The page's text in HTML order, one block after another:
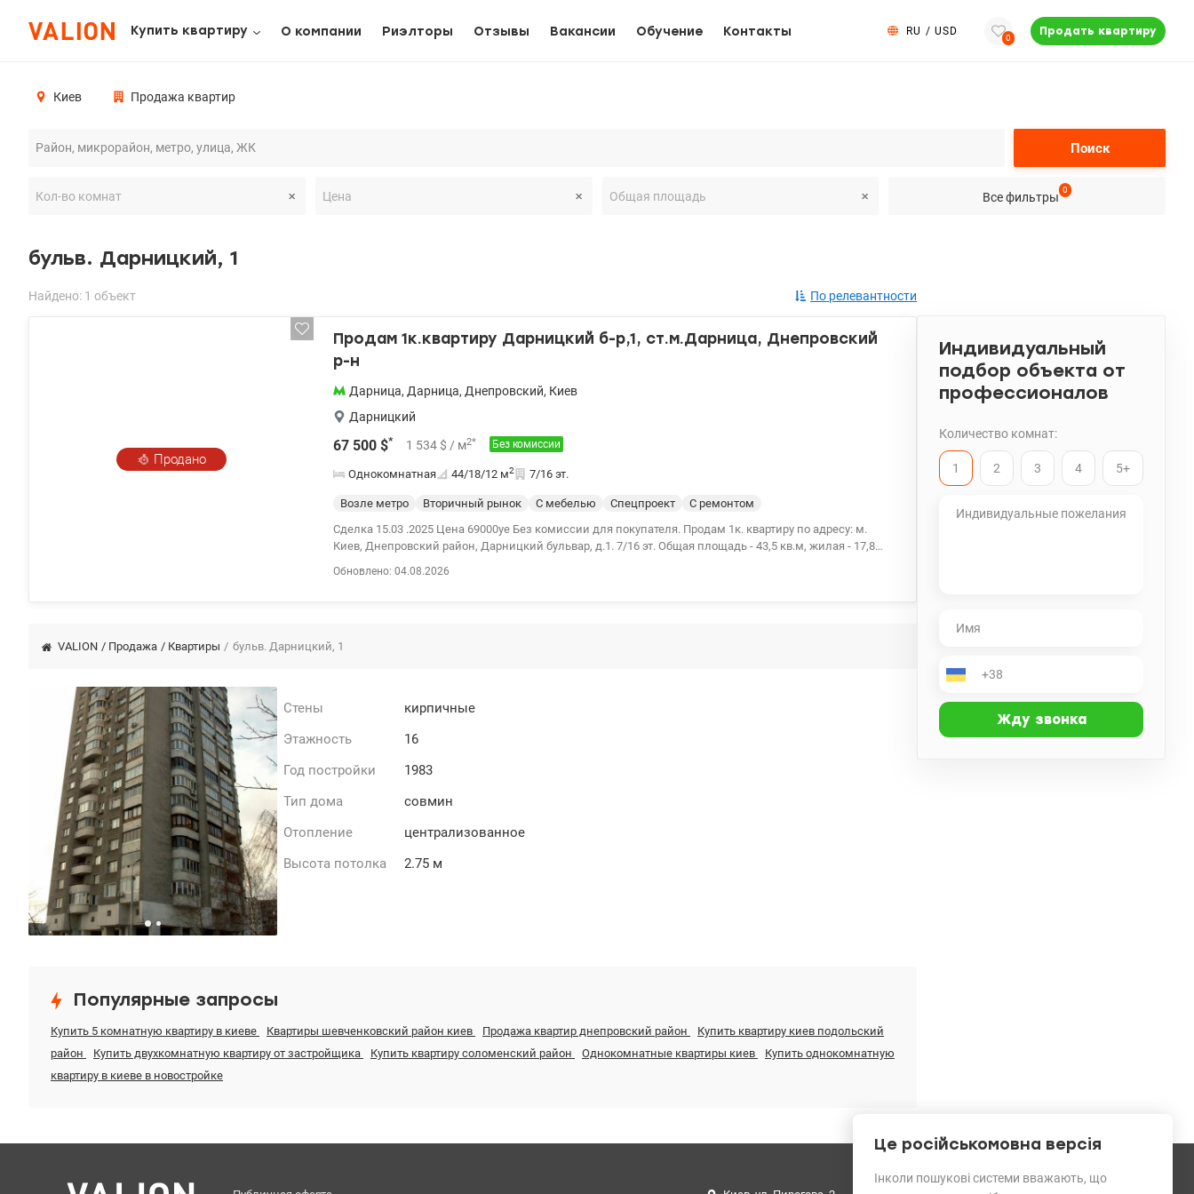
Купить квартиру О компании Риэлторы Отзывы Вакансии Обучение Контакты RU / USD
0
Продать квартиру
Киев Продажа квартир
Поиск
Все фильтры
0
бульв. Дарницкий, 1
Найдено: 1 объект По релевантности
Продано
Продам 1к.квартиру Дарницкий б-р,1, ст.м.Дарница, Днепровский
р-н
Дарница, Дарница, Днепровский, Киев
Дарницкий
67 500 $* 1 534 $ / м2* Без комиссии
Однокомнатная 44/18/12 м2 7/16 эт.
Возле метро Вторичный рынок С мебелью Спецпроект
С ремонтом
Сделка 15.03 .2025 Цена 69000уе Без комиссии для покупателя. Продам 1к. квартиру по адресу: м.
Киев, Днепровский район, Дарницкий бульвар, д.1. 7/16 эт. Общая площадь - 43,5 кв.м, жилая - 17,8
Обновлено: 04.08.2026
VALION / Продажа / Квартиры / бульв. Дарницкий, 1
Стены
кирпичные
Этажность
16
Год постройки
1983
Тип дома
совмин
Отопление
централизованное
Высота потолка
2.75 м
Популярные запросы
Купить 5 комнатную квартиру в киеве Квартиры шевченковский район киев Продажа квартир днепровский район
Купить квартиру киев подольский
район
Купить двухкомнатную квартиру от застройщика Купить квартиру соломенский район Однокомнатные квартиры киев
Купить однокомнатную
квартиру в киеве в новостройке
Индивидуальный
подбор объекта от
профессионалов
Количество комнат:
1 2 3 4 5+
044 503 08 08
Средний рейтинг
Це російськомовна версія
Інколи пошукові системи вважають, що